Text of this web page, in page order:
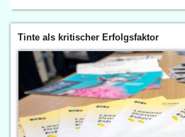
Tinte als kritischer Erfolgsfaktor